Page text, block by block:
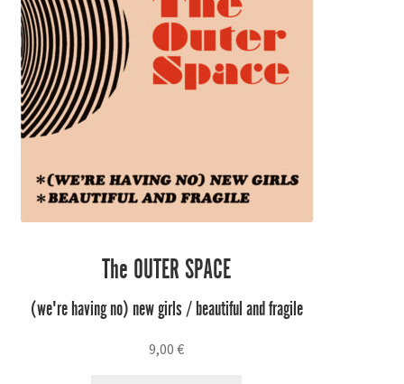
The OUTER SPACE
(we're having no) new girls / beautiful and fragile
9,00€